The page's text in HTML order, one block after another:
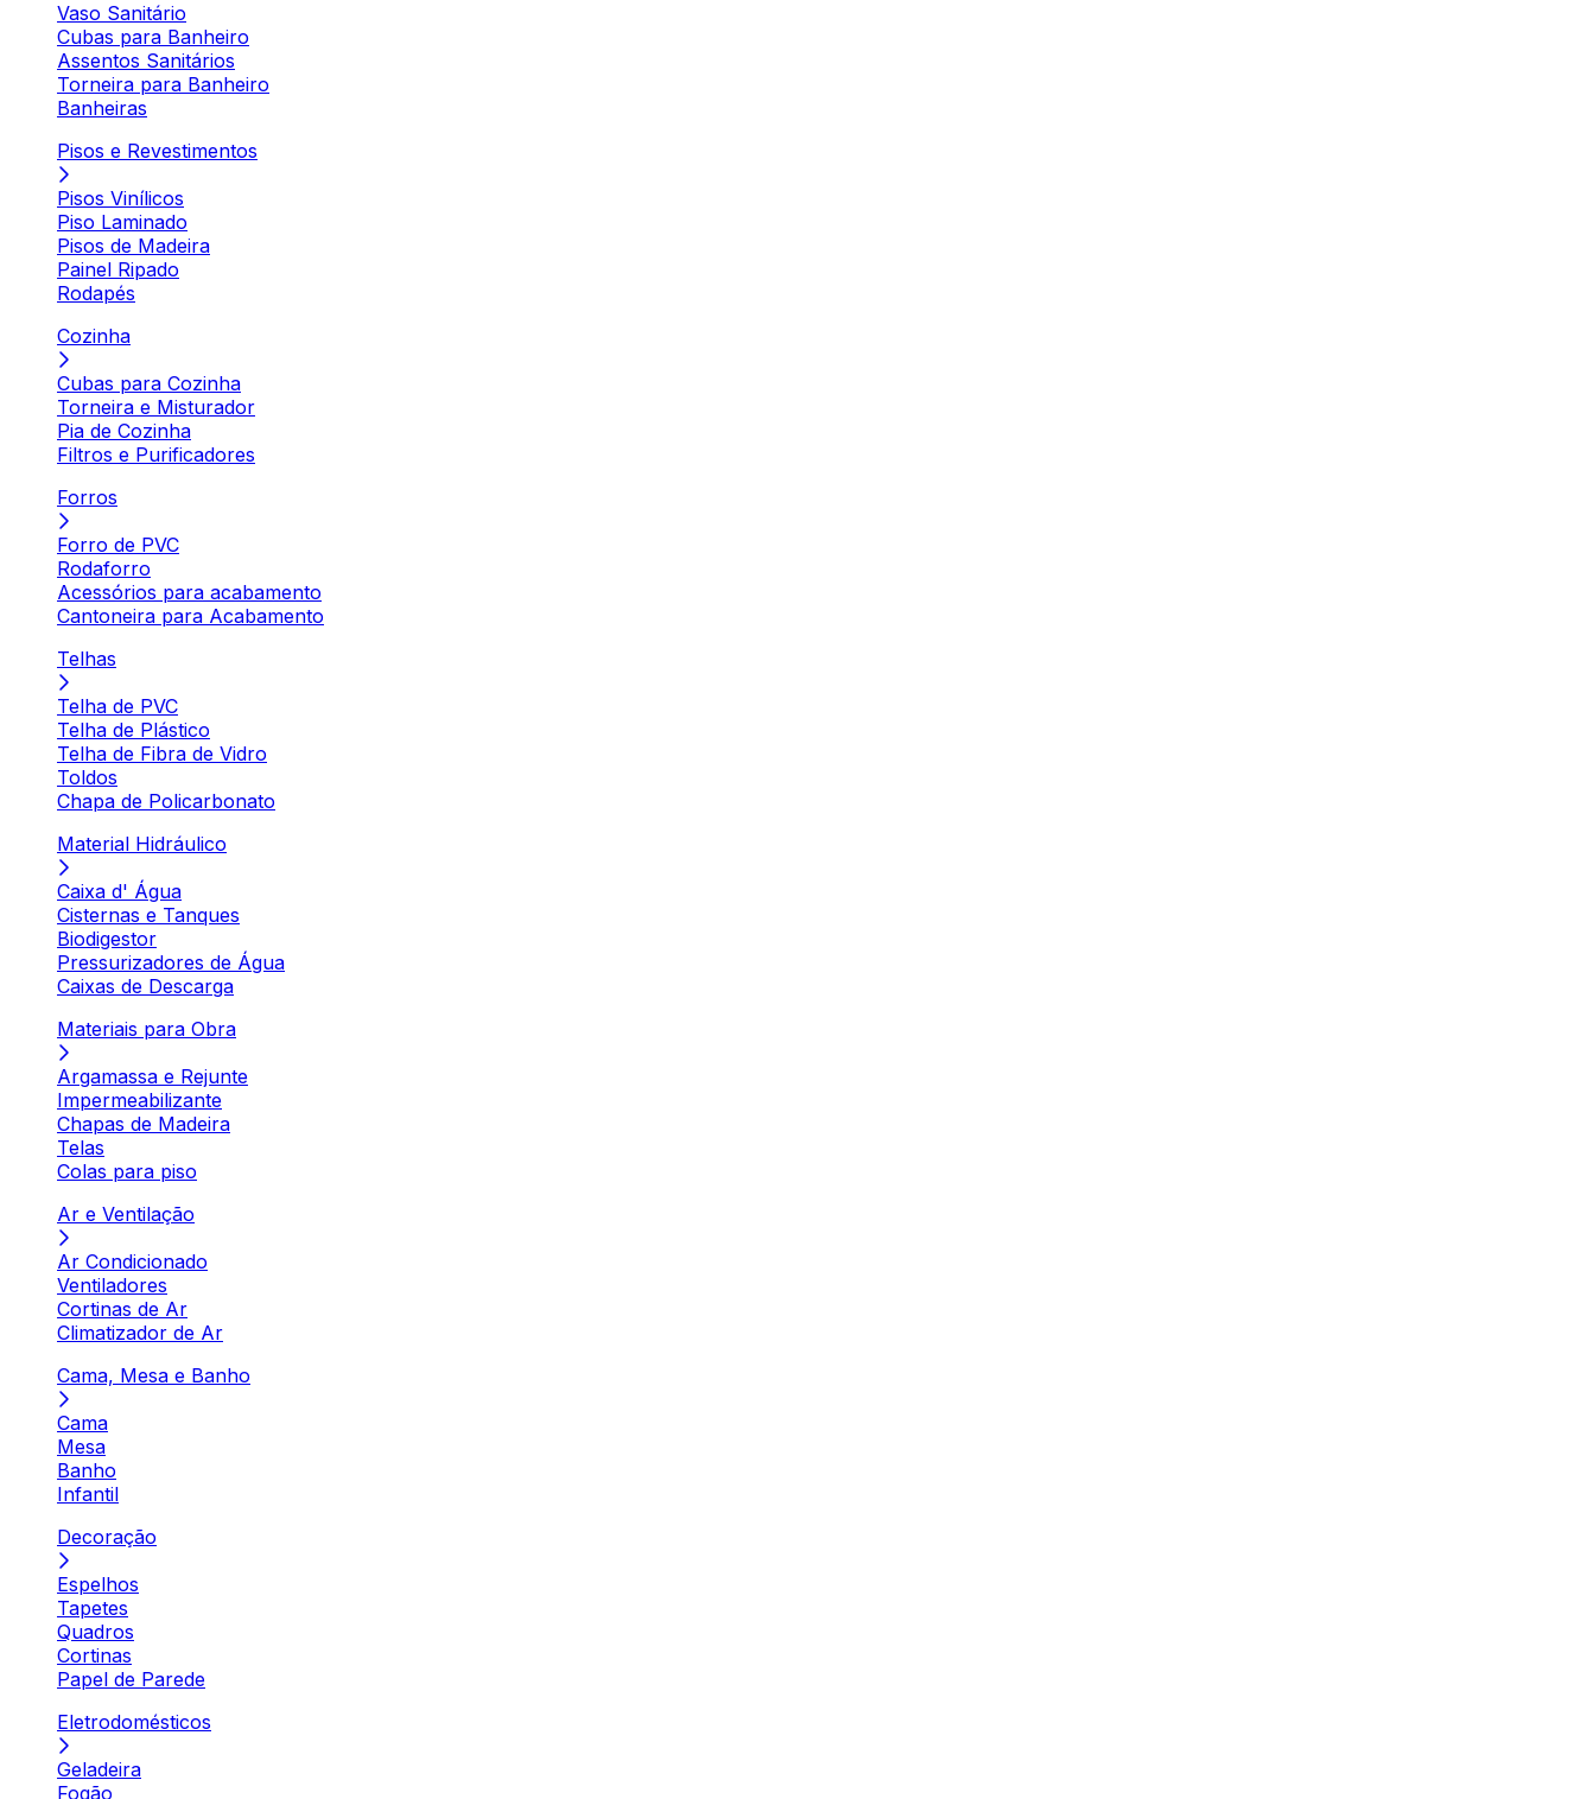
Vaso Sanitário
Cubas para Banheiro
Assentos Sanitários
Torneira para Banheiro
Banheiras
Pisos e Revestimentos
Pisos Vinílicos
Piso Laminado
Pisos de Madeira
Painel Ripado
Rodapés
Cozinha
Cubas para Cozinha
Torneira e Misturador
Pia de Cozinha
Filtros e Purificadores
Forros
Forro de PVC
Rodaforro
Acessórios para acabamento
Cantoneira para Acabamento
Telhas
Telha de PVC
Telha de Plástico
Telha de Fibra de Vidro
Toldos
Chapa de Policarbonato
Material Hidráulico
Caixa d' Água
Cisternas e Tanques
Biodigestor
Pressurizadores de Água
Caixas de Descarga
Materiais para Obra
Argamassa e Rejunte
Impermeabilizante
Chapas de Madeira
Telas
Colas para piso
Ar e Ventilação
Ar Condicionado
Ventiladores
Cortinas de Ar
Climatizador de Ar
Cama, Mesa e Banho
Cama
Mesa
Banho
Infantil
Decoração
Espelhos
Tapetes
Quadros
Cortinas
Papel de Parede
Eletrodomésticos
Geladeira
Fogão